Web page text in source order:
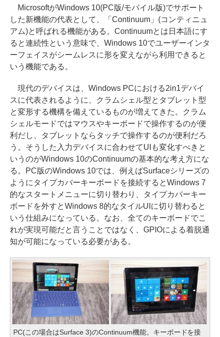
MicrosoftがWindows 10(PC版/モバイル版)でサポート
した新機能の代表として、「Continuum」(コンティニュ
アム)と呼ばれる機能がある。Continuumとは日本語にす
ると連続性という意味で、Windows 10でユーザーインタ
ーフェイスがシームレスに形を変えながら利用できると
いう機能である。
現代のデバイスは、Windows PCにおける2in1デバイ
スに代表されるように、クラムシェル型とタブレット型
と変形する機構を備えているものが増えてきた。クラム
シェルモードではマウスやキーボードで操作するのが便
利だし、タブレットならタッチで操作するのが便利だろ
う。そうした入力デバイスに合わせてUIも変化すべきと
いうのがWindows 10のContinuumの基本的な考え方にな
る。PC版のWindows 10では、例えばSurfaceシリーズの
ようにタイプカバーキーボードを接続するとWindows 7
的なスタートメニューに切り替わり、タイプカバーキー
ボードを外すとWindows 8的なタイルUIに切り替わると
いう仕組みになっている。なお、全てのキーボードでこ
れが実現可能だと言うことではなく、GPIOによる着脱通
知が可能になっている必要がある。
PC(この場合はSurface 3)のContinuum機能。キーボードを接